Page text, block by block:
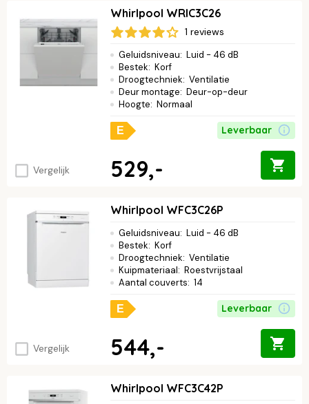
Vergelijk
Whirlpool WRIC3C26
1 reviews
Geluidsniveau: Luid - 46 dB
Bestek: Korf
Droogtechniek: Ventilatie
Deur montage: Deur-op-deur
Hoogte: Normaal
E Leverbaar
529,-
Vergelijk
Whirlpool WFC3C26P
Geluidsniveau: Luid - 46 dB
Bestek: Korf
Droogtechniek: Ventilatie
Kuipmateriaal: Roestvrijstaal
Aantal couverts: 14
E Leverbaar
544,-
Whirlpool WFC3C42P